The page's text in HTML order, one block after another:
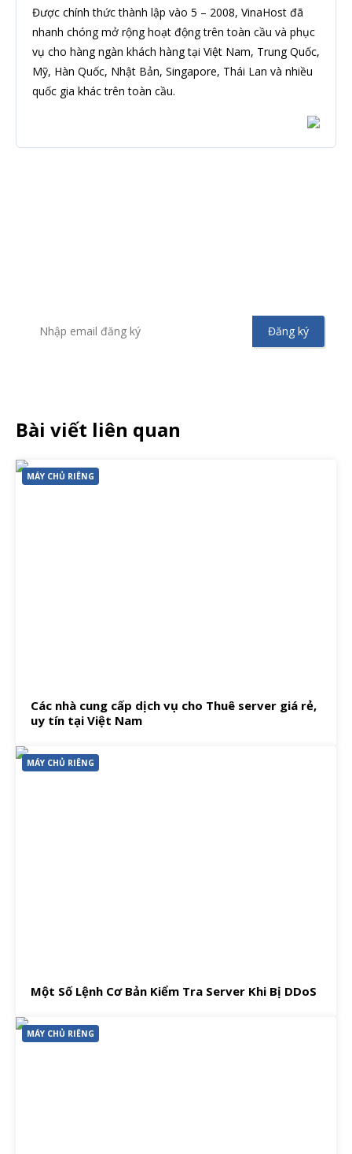
Được chính thức thành lập vào 5 – 2008, VinaHost đã
nhanh chóng mở rộng hoạt động trên toàn cầu và phục
vụ cho hàng ngàn khách hàng tại Việt Nam, Trung Quốc,
Mỹ, Hàn Quốc, Nhật Bản, Singapore, Thái Lan và nhiều
quốc gia khác trên toàn cầu.
Bài viết liên quan
MÁY CHỦ RIÊNG
Các nhà cung cấp dịch vụ cho Thuê server giá rẻ,
uy tín tại Việt Nam
MÁY CHỦ RIÊNG
Một Số Lệnh Cơ Bản Kiểm Tra Server Khi Bị DDoS
MÁY CHỦ RIÊNG